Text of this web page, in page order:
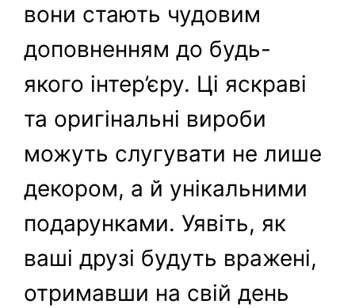
вони стають чудовим
доповненням до будь-
якого інтер’єру. Ці яскраві
та оригінальні вироби
можуть слугувати не лише
декором, а й унікальними
подарунками. Уявіть, як
ваші друзі будуть вражені,
отримавши на свій день